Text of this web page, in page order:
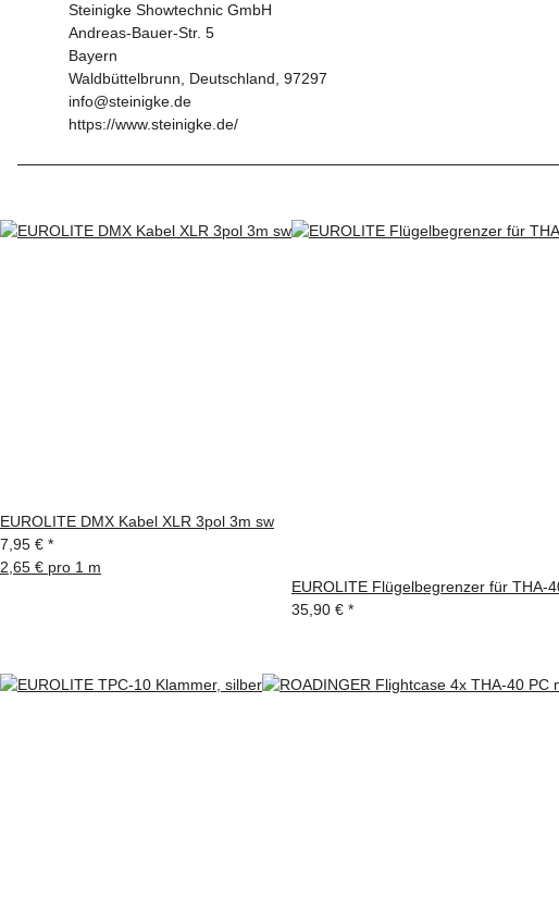
Steinigke Showtechnic GmbH
Andreas-Bauer-Str. 5
Bayern
Waldbüttelbrunn, Deutschland, 97297
info@steinigke.de
https://www.steinigke.de/
EUROLITE DMX Kabel XLR 3pol 3m sw
7,95 € *
2,65 € pro 1 m
EUROLITE Flügelbegrenzer für THA-
35,90 € *